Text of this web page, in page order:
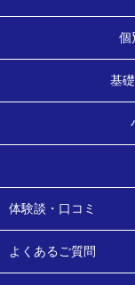
個
基
体験談・口コミ
よくあるご質問